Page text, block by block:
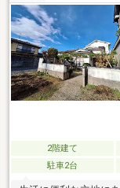
2階建て
駐車2台